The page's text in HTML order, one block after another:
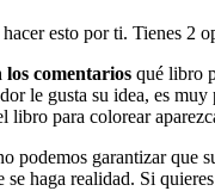
esto por ti. Tienes 2
los comentarios qué libro
le gusta su idea, es muy
libro para colorear
podemos garantizar que
haga realidad. Si